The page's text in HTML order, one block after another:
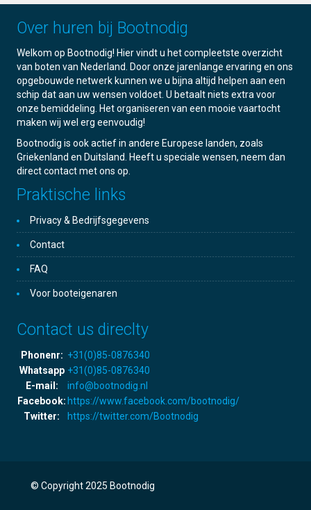
Over huren bij Bootnodig
Welkom op Bootnodig! Hier vindt u het compleetste overzicht
van boten van Nederland. Door onze jarenlange ervaring en ons
opgebouwde netwerk kunnen we u bijna altijd helpen aan een
schip dat aan uw wensen voldoet. U betaalt niets extra voor
onze bemiddeling. Het organiseren van een mooie vaartocht
maken wij wel erg eenvoudig!
Bootnodig is ook actief in andere Europese landen, zoals
Griekenland en Duitsland. Heeft u speciale wensen, neem dan
direct contact met ons op.
Praktische links
Privacy & Bedrijfsgegevens
Contact
FAQ
Voor booteigenaren
Contact us direclty
Phonenr: +31(0)85-0876340
Whatsapp +31(0)85-0876340
E-mail:
info@bootnodig.nl
Facebook: https://www.facebook.com/bootnodig/
Twitter:
https://twitter.com/Bootnodig
© Copyright 2025 Bootnodig